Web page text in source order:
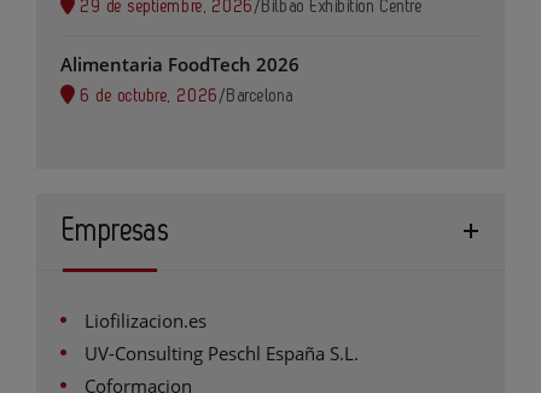
29 de septiembre, 2026 / Bilbao Exhibition Centre
Alimentaria FoodTech 2026
6 de octubre, 2026 / Barcelona
Empresas
Liofilizacion.es
UV-Consulting Peschl España S.L.
Coformacion